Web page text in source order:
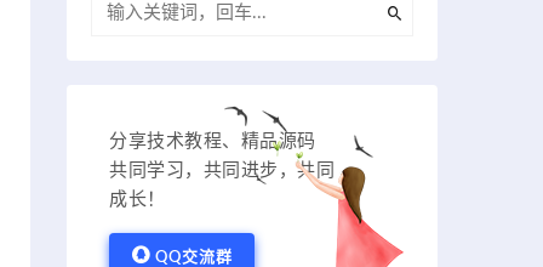
分享技术教程、精品源码
共同学习，共同进步，共同
成长！
QQ交流群